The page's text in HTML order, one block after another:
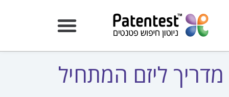
מדריך ליזם המתחיל